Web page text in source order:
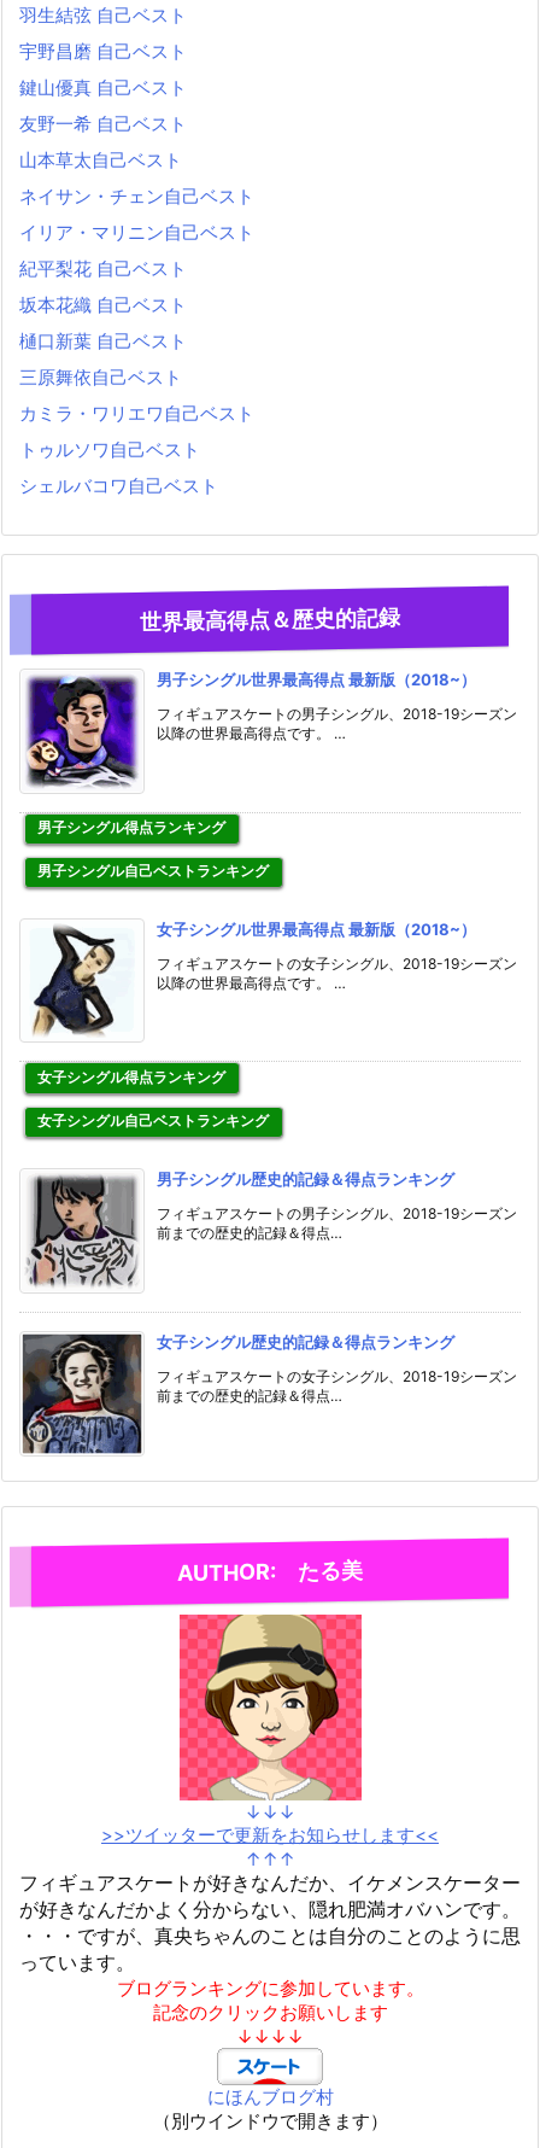
羽生結弦 自己ベスト
宇野昌磨 自己ベスト
鍵山優真 自己ベスト
友野一希 自己ベスト
山本草太自己ベスト
ネイサン・チェン自己ベスト
イリア・マリニン自己ベスト
紀平梨花 自己ベスト
坂本花織 自己ベスト
樋口新葉 自己ベスト
三原舞依自己ベスト
カミラ・ワリエワ自己ベスト
トゥルソワ自己ベスト
シェルバコワ自己ベスト
世界最高得点＆歴史的記録
男子シングル世界最高得点 最新版（2018~）
フィギュアスケートの男子シングル、2018-19シーズン
以降の世界最高得点です。 …
男子シングル得点ランキング
男子シングル自己ベストランキング
女子シングル世界最高得点 最新版（2018~）
フィギュアスケートの女子シングル、2018-19シーズン
以降の世界最高得点です。 …
女子シングル得点ランキング
女子シングル自己ベストランキング
男子シングル歴史的記録＆得点ランキング
フィギュアスケートの男子シングル、2018-19シーズン
前までの歴史的記録＆得点…
女子シングル歴史的記録＆得点ランキング
フィギュアスケートの女子シングル、2018-19シーズン
前までの歴史的記録＆得点…
AUTHOR: たる美
↓↓↓
>>ツイッターで更新をお知らせします<<
↑↑↑
フィギュアスケートが好きなんだか、イケメンスケーター
が好きなんだかよく分からない、隠れ肥満オバハンです。
・・・ですが、真央ちゃんのことは自分のことのように思
っています。
ブログランキングに参加しています。
記念のクリックお願いします
↓↓↓↓
にほんブログ村
（別ウインドウで開きます）